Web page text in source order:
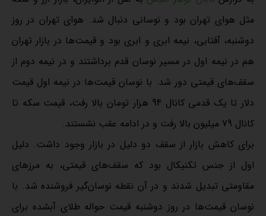
مثل هوای تهران بود و نوسانی دنبال شد. هوای تهران در روز
دوشنبه، آفتابی، نیمه ابری و ابری بود و قیمت‌ها در بازار تهران
هم در نیمه اول در مسیر نوسان قدم برداشتند و در نیمه دوم از
سقف‌های قیمتی دور شد. با نوسان قیمت‌ها در نیمه اول قیمت
دلار تا یک قدمی کانال 94 هزار تومان بالا رفت، قیمت سکه تا
کانال 79 میلیون بالا رفت و در ادامه عقب نشستند.
برای کاهش بازار از سقف دو دلیل در بازار وجود داشت. دلیل
اول از جنس تکنیکال بود که سقف‌های قیمتی، به مرزهای
مقاومتی تبدیل شدند و در آن نقطه نوسان‌گیر فروشنده شد. با
نوسان قیمت‌ها در روز دوشنبه قیمت حواله طلای آبشده برای